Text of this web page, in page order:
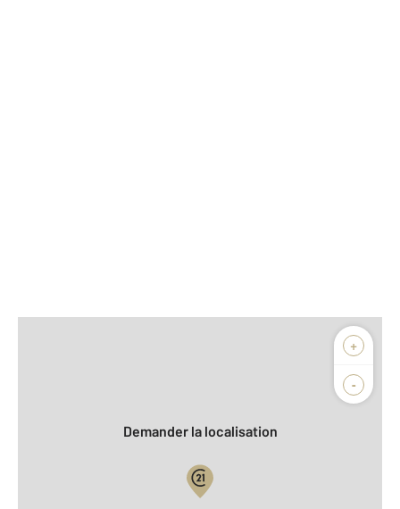
+
-
Biens vendus
Demander la localisation